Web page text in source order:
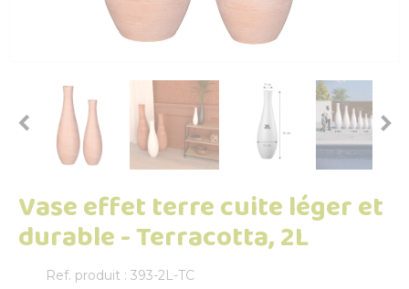
 
Vase effet terre cuite léger et
durable - Terracotta, 2L
Ref. produit : 393-2L-TC